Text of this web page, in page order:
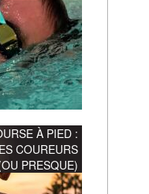
À PIED :
COUREURS
PRESQUE)